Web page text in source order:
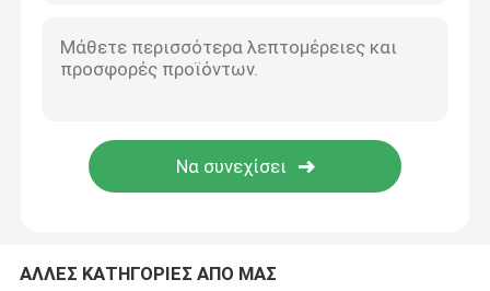
ΑΛΛΕΣ ΚΑΤΗΓΟΡΙΕΣ ΑΠΟ ΜΑΣ